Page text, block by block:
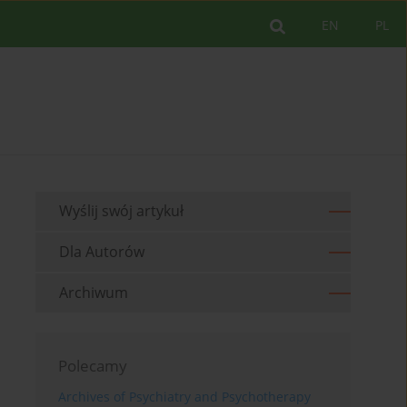
PL
EN
Wyślij swój artykuł
Dla Autorów
Archiwum
Polecamy
Archives of Psychiatry and Psychotherapy